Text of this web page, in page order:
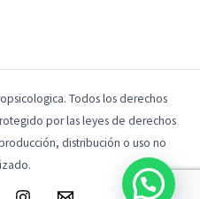
Todos los derechos
por las leyes de derechos
distribución o uso no